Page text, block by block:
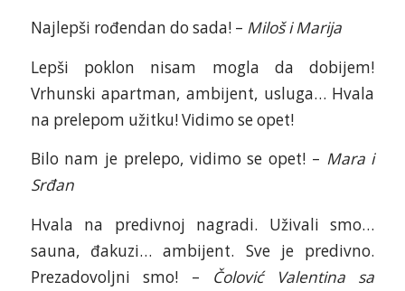
Najlepši rođendan do sada! – Miloš i Marija
Lepši poklon nisam mogla da dobijem!
Vrhunski apartman, ambijent, usluga… Hvala
na prelepom užitku! Vidimo se opet!
Bilo nam je prelepo, vidimo se opet! – Mara i
Srđan
Hvala na predivnoj nagradi. Uživali smo…
sauna, đakuzi… ambijent. Sve je predivno.
Prezadovoljni smo! – Čolović Valentina sa